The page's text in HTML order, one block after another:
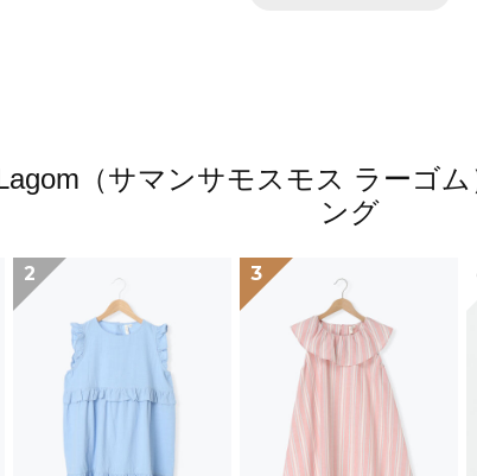
（サマンサモスモス ラーゴ
ング
2 3